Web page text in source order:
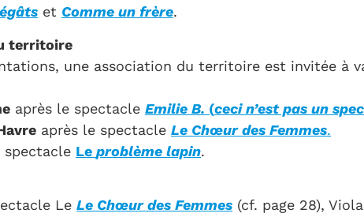
et Comme un frère.
territoire
une association du territoire est invitée à
après le spectacle Emilie B. (ceci n’est pas un
après le spectacle Le Chœur des Femmes.
spectacle Le problème lapin.
Le Le Chœur des Femmes (cf. page 28),